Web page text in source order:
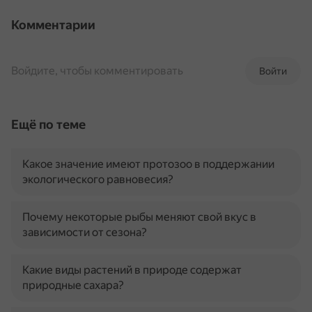
Комментарии
Войти
Войдите, чтобы комментировать
Ещё по теме
Какое значение имеют протозоо в поддержании
экологического равновесия?
Почему некоторые рыбы меняют свой вкус в
зависимости от сезона?
Какие виды растений в природе содержат
природные сахара?